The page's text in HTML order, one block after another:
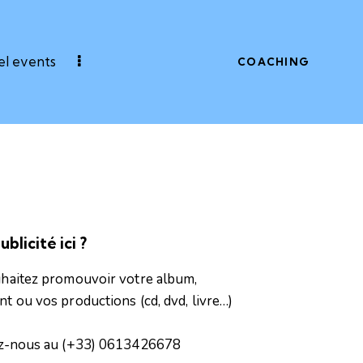
events COACHING
ici ?
promouvoir votre album,
ou vos productions (cd, dvd, livre…)
nous au (+33) 0613426678